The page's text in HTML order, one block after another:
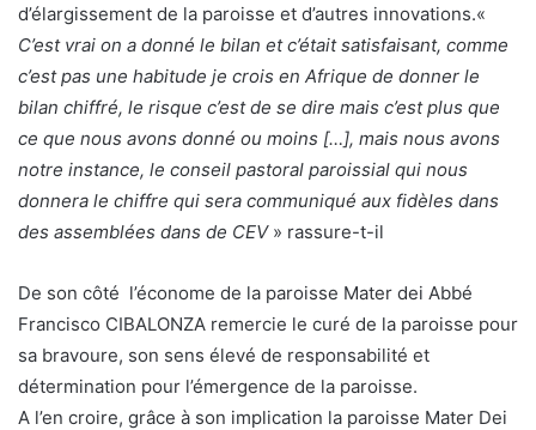
d’élargissement de la paroisse et d’autres innovations.«
C’est vrai on a donné le bilan et c’était satisfaisant, comme
c’est pas une habitude je crois en Afrique de donner le
bilan chiffré, le risque c’est de se dire mais c’est plus que
ce que nous avons donné ou moins […], mais nous avons
notre instance, le conseil pastoral paroissial qui nous
donnera le chiffre qui sera communiqué aux fidèles dans
des assemblées dans de CEV» rassure-t-il
De son côté l’économe de la paroisse Mater dei Abbé
Francisco CIBALONZA remercie le curé de la paroisse pour
sa bravoure, son sens élevé de responsabilité et
détermination pour l’émergence de la paroisse.
A l’en croire, grâce à son implication la paroisse Mater Dei